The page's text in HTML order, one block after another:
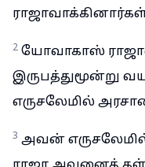
2 யோவாகாஸ்
இருபத்துமூன்று
எருசலேமில்
3 அவன் எருசலேமில்